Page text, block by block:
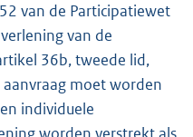
van de Participatiewet
van de
36b, tweede lid,
moet worden
individuele